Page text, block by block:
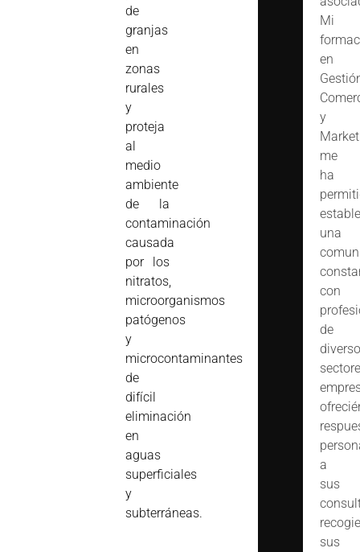
de
granjas
en
zonas
rurales
y
proteja
al
medio
ambiente
de la
contaminación
causada
por los
nitratos,
microorganismos
patógenos
y
microcontaminantes
de
difícil
eliminación
en
aguas
superficiales
y
subterráneas.
Mi
en
y
me
ha
una
con
de
a
sus
sus